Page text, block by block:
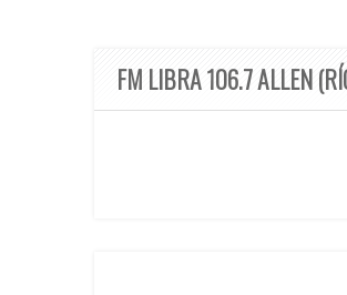
FM LIBRA 106.7 ALLEN